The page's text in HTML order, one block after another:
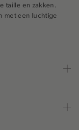
taille en zakken.
met een luchtige